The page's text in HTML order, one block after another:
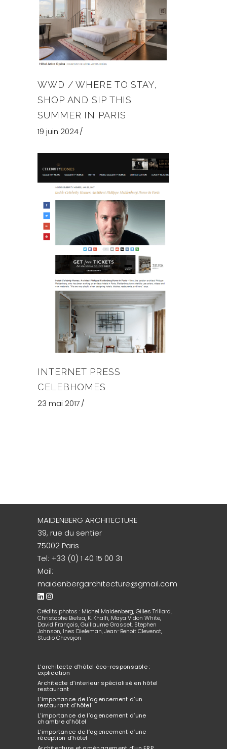
WWD / WHERE TO STAY,
SHOP AND SIP THIS
SUMMER IN PARIS
19 juin 2024
INTERNET PRESS
CELEBHOMES
23 mai 2017
MAIDENBERG ARCHITECTURE
39, rue du sentier
75002 Paris
Tel: +33 (0) 1 40 15 00 31
Mail:
maidenbergarchitecture@gmail.com
Crédits photos : Michel Maidenberg, Gilles Trillard,
Christophe Bielsa, K. Khalfi, Maya Vidon White,
David François, Guillaume Grasset, Stephen
Johnson, Ines Dieleman, Jean-Benoît Clevenot,
Studio Chevojon
L’architecte d’hôtel éco-responsable :
explication
Architecte d’interieur spécialisé en hôtel
restaurant
L’importance de l’agencement d’un
restaurant d’hôtel
L’importance de l’agencement d’une
chambre d’hôtel
L’importance de l’agencement d’une
réception d’hôtel